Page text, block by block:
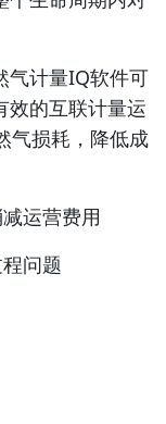
气计量IQ软件可
效的互联计量运
气损耗，降低成
运营费用
问题